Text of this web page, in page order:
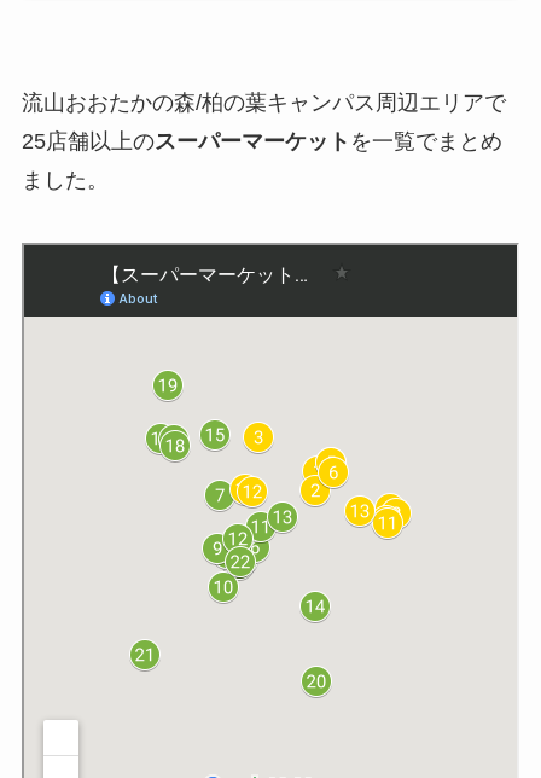
流山おおたかの森/柏の葉キャンパス周辺エリアで
25店舗以上のスーパーマーケット を一覧でまとめ
ました。